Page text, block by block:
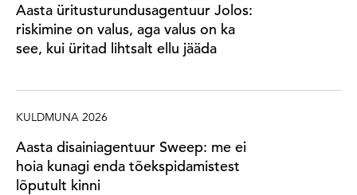
Aasta üritusturundusagentuur Jolos:
riskimine on valus, aga valus on ka
see, kui üritad lihtsalt ellu jääda
KULDMUNA 2026
Aasta disainiagentuur Sweep: me ei
hoia kunagi enda tõekspidamistest
lõputult kinni